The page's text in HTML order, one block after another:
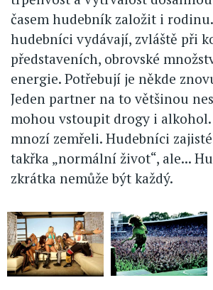
časem hudebník založit i
hudebníci vydávají, zvláště při
představeních, obrovské
energie. Potřebují je někde
Jeden partner na to většinou
mohou vstoupit drogy i
mnozí zemřeli. Hudebníci
takřka „normální život“, ale...
zkrátka nemůže být každý.